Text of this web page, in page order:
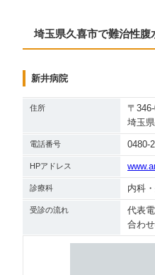
埼玉県久喜市で難治性腹
新井病院
住所
〒
埼玉
電話番号 0480-
HPアドレス
診療科 内科
受診の流れ
代表
合わ